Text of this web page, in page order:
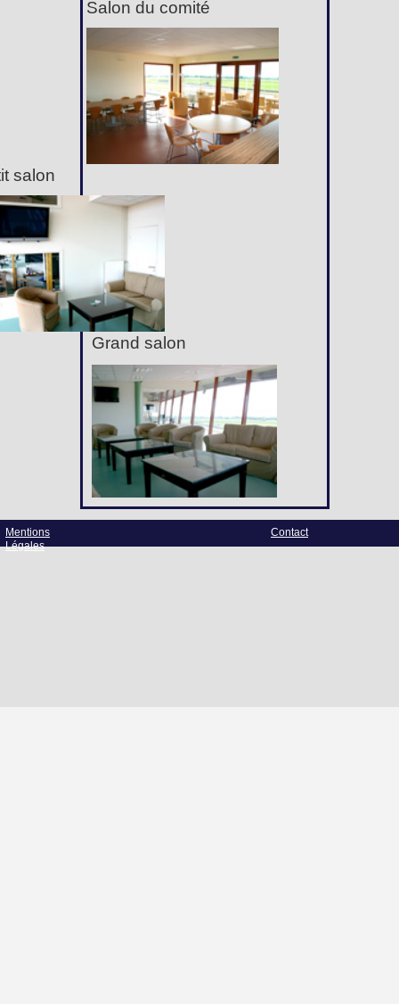
Salon du comité
salon
Grand salon
Mentions
Légales
Contact